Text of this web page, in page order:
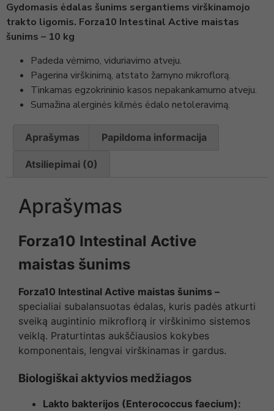
Gydomasis ėdalas šunims sergantiems virškinamojo
trakto ligomis. Forza10 Intestinal Active maistas
šunims – 10 kg
Padeda vėmimo, viduriavimo atveju.
Pagerina virškinimą, atstato žarnyno mikroflorą.
Tinkamas egzokrininio kasos nepakankamumo atveju.
Sumažina alerginės kilmės ėdalo netoleravimą.
Aprašymas Papildoma informacija
Atsiliepimai (0)
Aprašymas
Forza10 Intestinal Active
maistas šunims
Forza10 Intestinal Active maistas šunims –
specialiai subalansuotas ėdalas, kuris padės atkurti
sveiką augintinio mikroflorą ir virškinimo sistemos
veiklą. Praturtintas aukščiausios kokybes
komponentais, lengvai virškinamas ir gardus.
Biologiškai aktyvios medžiagos
Lakto bakterijos (Enterococcus faecium):